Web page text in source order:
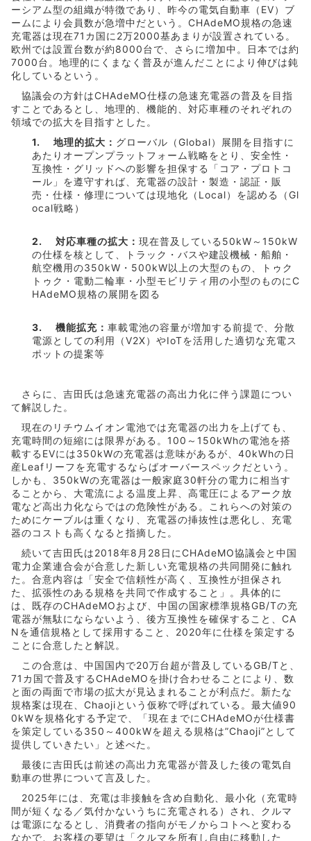
ーシアム型の組織が特徴であり、昨今の電気自動車（EV）ブ
ームにより会員数が急増中だという。CHAdeMO規格の急速
充電器は現在71カ国に2万2000基あまりが設置されている。
欧州では設置台数が約8000台で、さらに増加中。日本では約
7000台。地理的にくまなく普及が進んだことにより伸びは鈍
化しているという。
協議会の方針はCHAdeMO仕様の急速充電器の普及を目指
すことであるとし、地理的、機能的、対応車種のそれぞれの
領域での拡大を目指すとした。
1. 地理的拡大： グローバル（Global）展開を目指すに
あたりオープンプラットフォーム戦略をとり、安全性・
互換性・グリッドへの影響を担保する「コア・プロトコ
ール」を遵守すれば、充電器の設計・製造・認証・販
売・仕様・修理については現地化（Local）を認める（Gl
ocal戦略）
2. 対応車種の拡大： 現在普及している50kW～150kW
の仕様を核として、トラック・バスや建設機械・船舶・
航空機用の350kW・500kW以上の大型のもの、トゥク
トゥク・電動二輪車・小型モビリティ用の小型のものにC
HAdeMO規格の展開を図る
3. 機能拡充： 車載電池の容量が増加する前提で、分散
電源としての利用（V2X）やIoTを活用した適切な充電ス
ポットの提案等
さらに、吉田氏は急速充電器の高出力化に伴う課題につい
て解説した。
現在のリチウムイオン電池では充電器の出力を上げても、
充電時間の短縮には限界がある。100～150kWhの電池を搭
載するEVには350kWの充電器は意味があるが、40kWhの日
産Leafリーフを充電するならばオーバースペックだという。
しかも、350kWの充電器は一般家庭30軒分の電力に相当す
ることから、大電流による温度上昇、高電圧によるアーク放
電など高出力化ならではの危険性がある。これらへの対策の
ためにケーブルは重くなり、充電器の挿抜性は悪化し、充電
器のコストも高くなると指摘した。
続いて吉田氏は2018年8月28日にCHAdeMO協議会と中国
電力企業連合会が合意した新しい充電規格の共同開発に触れ
た。合意内容は「安全で信頼性が高く、互換性が担保され
た、拡張性のある規格を共同で作成すること」。具体的に
は、既存のCHAdeMOおよび、中国の国家標準規格GB/Tの充
電器が無駄にならないよう、後方互換性を確保すること、CA
Nを通信規格として採用すること、2020年に仕様を策定する
ことに合意したと解説。
この合意は、中国国内で20万台超が普及しているGB/Tと、
71カ国で普及するCHAdeMOを掛け合わせることにより、数
と面の両面で市場の拡大が見込まれることが利点だ。新たな
規格案は現在、Chaojiという仮称で呼ばれている。最大値90
0kWを規格化する予定で、「現在までにCHAdeMOが仕様書
を策定している350～400kWを超える規格は”Chaoji”として
提供していきたい」と述べた。
最後に吉田氏は前述の高出力充電器が普及した後の電気自
動車の世界について言及した。
2025年には、充電は非接触を含め自動化、最小化（充電時
間が短くなる／気付かないうちに充電される）され、クルマ
は電源になるとし、消費者の指向がモノからコトへと変わる
なかで、お客様の要望は「クルマを所有し自由に移動した